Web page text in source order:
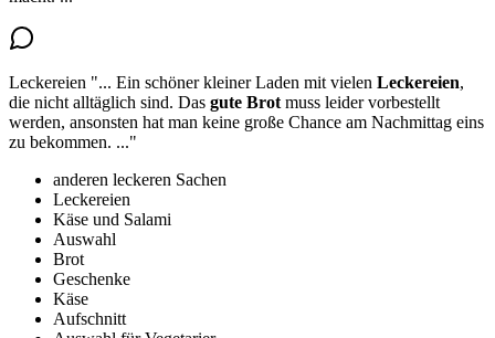
Leckereien "... Ein schöner kleiner Laden mit vielen Leckereien,
die nicht alltäglich sind. Das gute Brot muss leider vorbestellt
werden, ansonsten hat man keine große Chance am Nachmittag eins
zu bekommen. ..."
anderen leckeren Sachen
Leckereien
Käse und Salami
Auswahl
Brot
Geschenke
Käse
Aufschnitt